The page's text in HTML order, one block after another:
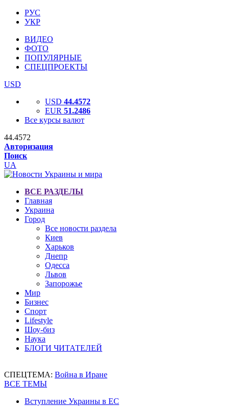
РУС
УКР
ВИДЕО
ФОТО
ПОПУЛЯРНЫЕ
СПЕЦПРОЕКТЫ
USD
USD 44.4572
EUR 51.2486
Все курсы валют
44.4572
Авторизация
Поиск
UA
ВСЕ РАЗДЕЛЫ
Главная
Украина
Город
Все новости раздела
Киев
Харьков
Днепр
Одесса
Львов
Запорожье
Мир
Бизнес
Спорт
Lifestyle
Шоу-биз
Наука
БЛОГИ ЧИТАТЕЛЕЙ
СПЕЦТЕМА: Война в Иране
ВСЕ ТЕМЫ
Вступление Украины в ЕС